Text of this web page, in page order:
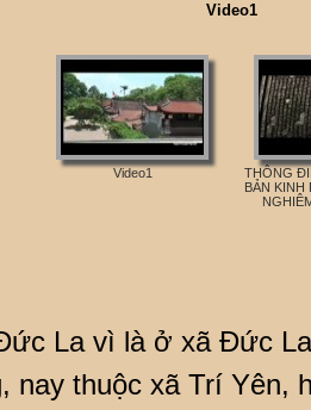
Video1
Video1
THÔNG
BẢN KINH
La vì là ở xã Đức
nay thuộc xã Trí Yên,